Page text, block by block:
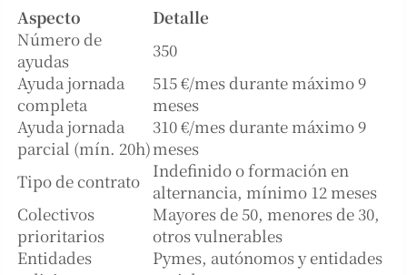
Aspecto
Detalle
Número de
ayudas
350
Ayuda jornada
completa
515 €/mes durante máximo 9
meses
Ayuda jornada
parcial (mín. 20h)
310 €/mes durante máximo 9
meses
Tipo de contrato Indefinido o formación en
alternancia, mínimo 12 meses
Colectivos
prioritarios
Mayores de 50, menores de 30,
otros vulnerables
Entidades
Pymes, autónomos y entidades